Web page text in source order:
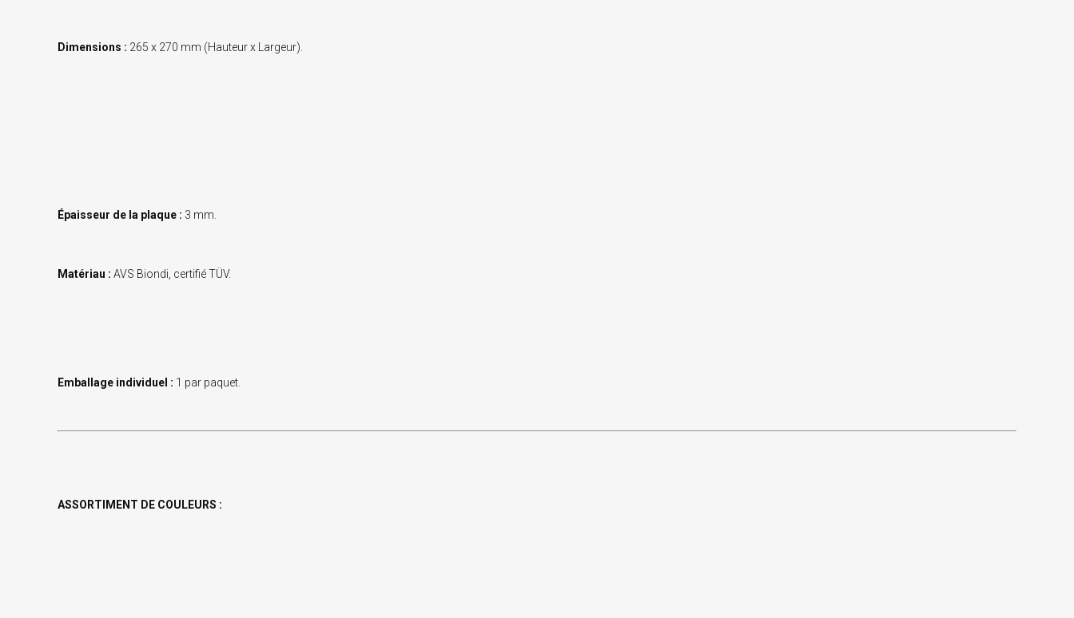
Dimensions : 265 x 270 mm (Hauteur x Largeur).
Épaisseur de la plaque : 3 mm.
Matériau : AVS Biondi, certifié TÜV.
Emballage individuel : 1 par paquet.
ASSORTIMENT DE COULEURS :